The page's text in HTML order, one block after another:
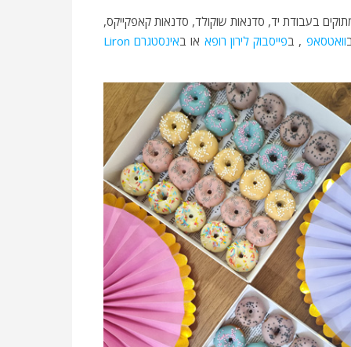
בעבודת יד, סדנאות שוקולד, סדנאות קאפקייקס,
וואטסאפ , בפייסבוק לירון רופא או ב אינסטגרם Liron